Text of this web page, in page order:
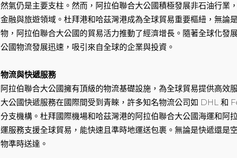
然氣仍是主要支柱。然而，阿拉伯聯合大公國積極發展非石油行業
金融與旅遊領域。杜拜港和哈茲灣港成為全球貿易重要樞紐，無論
物，阿拉伯聯合大公國的貿易活力推動了經濟增長。隨著全球化發
公國物流發展迅速，吸引來自全球的企業與投資。
物流與快遞服務
阿拉伯聯合大公國擁有頂級的物流基礎設施，為全球貿易提供高效
大公國快遞服務在國際間受到青睞，許多知名物流公司如 DHL 和
分支機構。杜拜國際機場和哈茲灣港的阿拉伯聯合大公國海運和阿
運服務支援全球貿易，能快速且準時地運送包裹。無論是快遞還是
物準時送達。